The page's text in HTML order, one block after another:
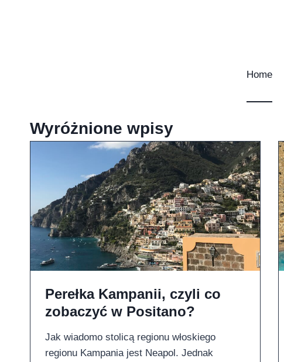
Home
Wyróżnione wpisy
Perełka Kampanii, czyli co
zobaczyć w Positano?
Jak wiadomo stolicą regionu włoskiego
regionu Kampania jest Neapol. Jednak